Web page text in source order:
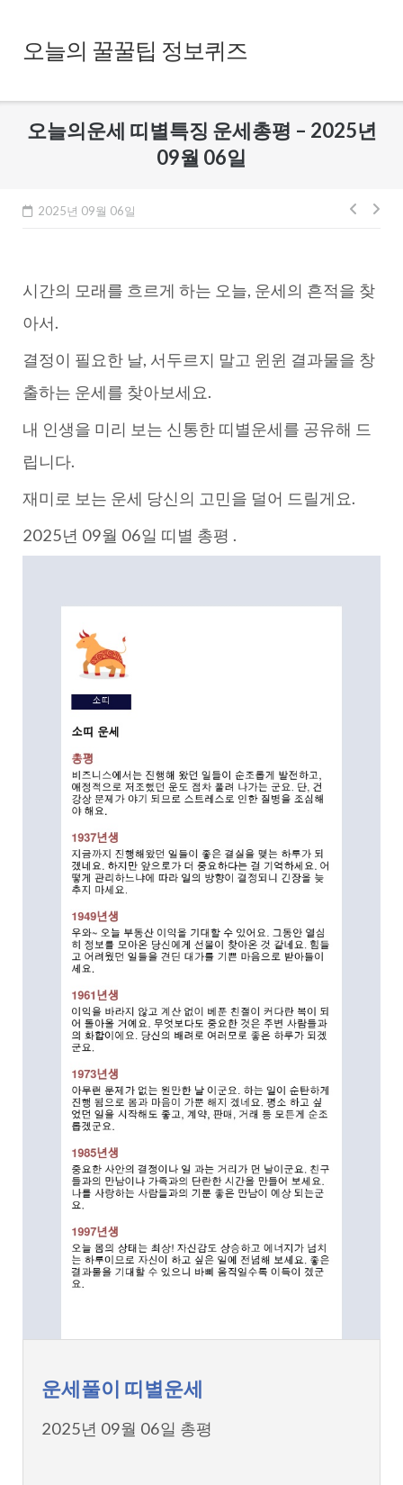
content오늘의 꿀꿀팁 정보퀴즈
오늘의운세 띠별특징 운세총평 – 2025년
09월 06일
2025년 09월 06일
글
게
시간의 모래를 흐르게 하는 오늘, 운세의 흔적을 찾
아서.
결정이 필요한 날, 서두르지 말고 윈윈 결과물을 창
출하는 운세를 찾아보세요.
내 인생을 미리 보는 신통한 띠별운세를 공유해 드
립니다.
재미로 보는 운세 당신의 고민을 덜어 드릴게요.
2025년 09월 06일 띠별 총평 .
운세풀이 띠별운세
2025년 09월 06일 총평